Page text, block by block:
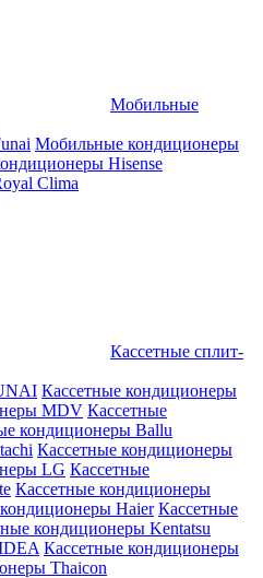
Мобильные
Мобильные кондиционеры
Hisense
Clima
Кассетные сплит-
Кассетные кондиционеры
MDV Кассетные
кондиционеры Ballu
Кассетные кондиционеры
LG Кассетные
Кассетные кондиционеры
Haier Кассетные
кондиционеры Kentatsu
Кассетные кондиционеры
Thaicon